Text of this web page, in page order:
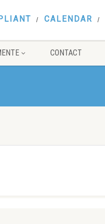
CALENDAR
CONTACT